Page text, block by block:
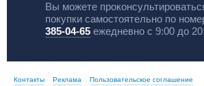
Вы можете
покупки самостоятельно по
385-04-65ежедневно с 9:00 до
Контакты Реклама Пользовательское соглашение